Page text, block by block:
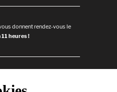
donnent rendez-vous le
heures !